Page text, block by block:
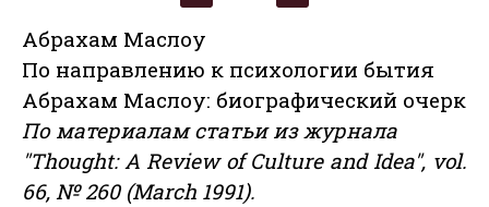
Абрахам Маслоу
По направлению к психологии бытия
Абрахам Маслоу: биографический очерк
По материалам статьи из журнала
"Thought: A Review of Culture and Idea", vol.
66, № 260 (March 1991).